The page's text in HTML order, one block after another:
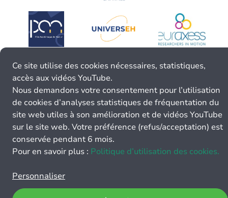
Ce site utilise des cookies nécessaires, statistiques,
accès aux vidéos YouTube.
Nous demandons votre consentement pour l’utilisation
de cookies d’analyses statistiques de fréquentation du
site web utiles à son amélioration et de vidéos YouTube
sur le site web. Votre préférence (refus/acceptation) est
conservée pendant 6 mois.
Pour en savoir plus : Politique d’utilisation des cookies.
Personnaliser